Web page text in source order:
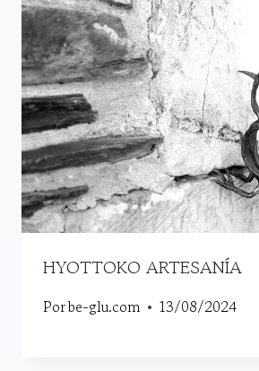
HYOTTOKO ARTESANÍA
Porbe-glu.com 13/08/2024